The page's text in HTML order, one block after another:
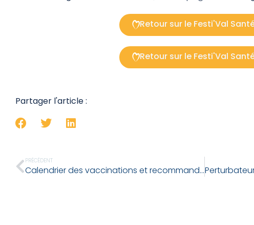
Retour sur le Festi'Val
Retour sur le Festi'Val
Partager l'article :
PRÉCÉDENT
Calendrier des vaccinations et recommandations vaccinales 2026